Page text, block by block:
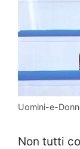
Uomini-e-
Non tutti